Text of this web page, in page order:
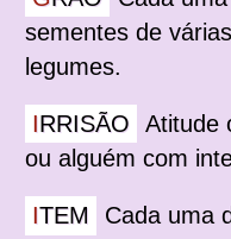
sementes de
legumes.
IRRISÃO
Atitude
ou alguém com
ITEM
Cada uma